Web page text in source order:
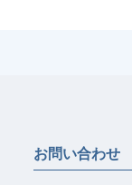
お問い合わせ